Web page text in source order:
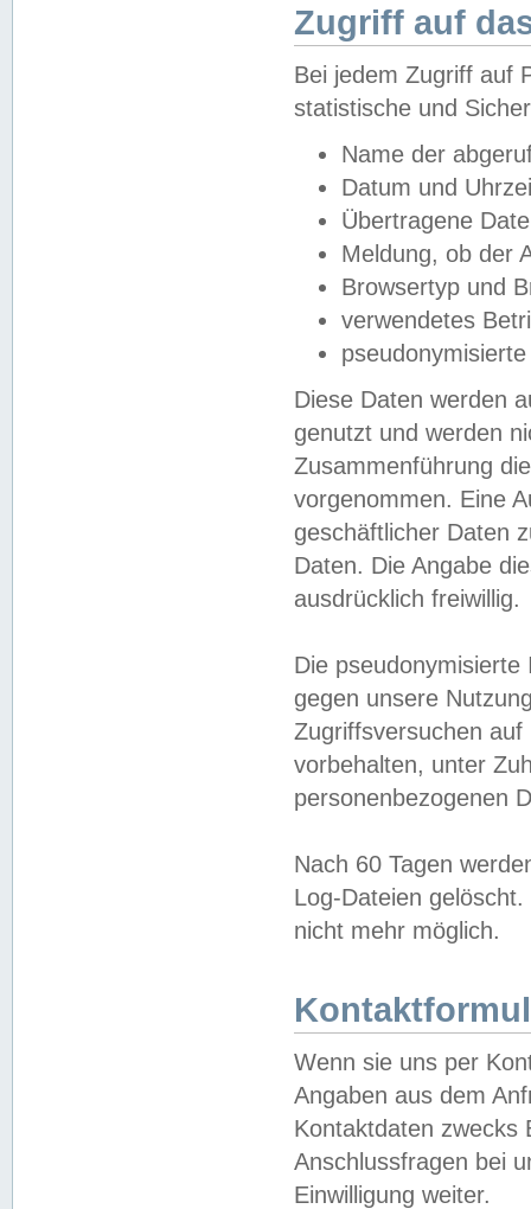
Zugriff auf
Bei jedem Zugriff auf
statistische und
Name der
Datum und
Übertragene
Meldung, ob der
Browsertyp und
verwendetes
Diese Daten werden
genutzt und werden
Zusammenführung
vorgenommen. Eine
geschäftlicher Daten
Daten. Die Angabe
ausdrücklich freiwillig.
Die
gegen unsere
Zugriffsversuchen
vorbehalten, unter
personenbezogenen
Nach 60 Tagen
Log-Dateien
nicht mehr möglich.
Wenn sie uns per
Angaben aus dem
Kontaktdaten zwecks
Anschlussfragen bei
Einwilligung weiter.